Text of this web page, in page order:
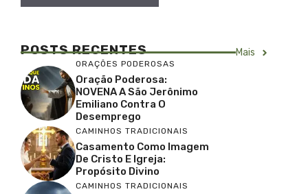
POSTS RECENTES Mais
ORAÇÕES PODEROSAS
Oração Poderosa:
NOVENA A São Jerônimo
Emiliano Contra O
Desemprego
CAMINHOS TRADICIONAIS
Casamento Como Imagem
De Cristo E Igreja:
Propósito Divino
CAMINHOS TRADICIONAIS